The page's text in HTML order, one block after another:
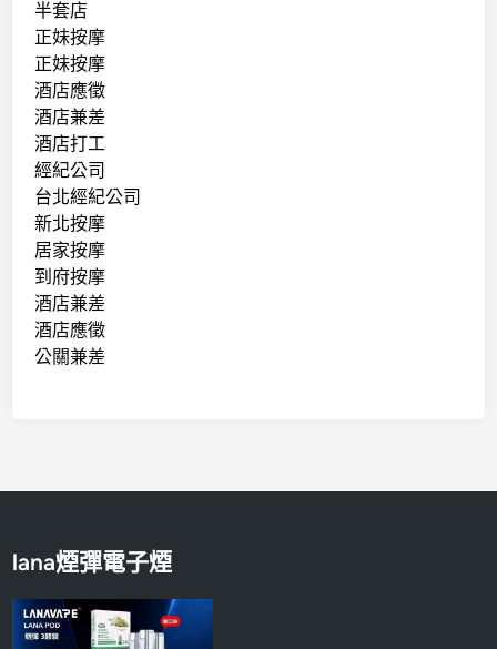
半套店
正妹按摩
正妹按摩
酒店應徵
酒店兼差
酒店打工
經紀公司
台北經紀公司
新北按摩
居家按摩
到府按摩
酒店兼差
酒店應徵
公關兼差
lana煙彈電子煙